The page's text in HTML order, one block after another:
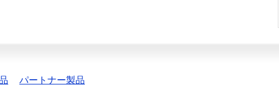
パートナー製品